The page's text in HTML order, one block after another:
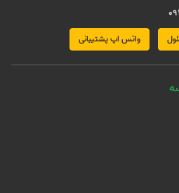
واتس اپ پشتیبانی